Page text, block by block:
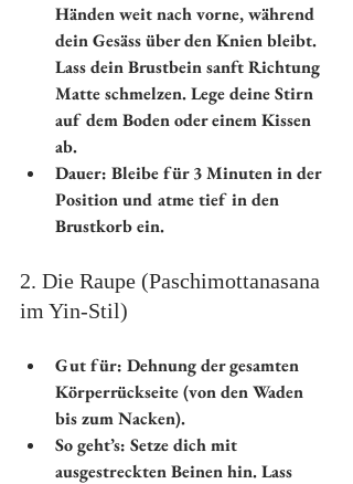
Händen weit nach vorne, während
dein Gesäss über den Knien bleibt.
Lass dein Brustbein sanft Richtung
Matte schmelzen. Lege deine Stirn
auf dem Boden oder einem Kissen
ab.
Dauer: Bleibe für 3 Minuten in der
Position und atme tief in den
Brustkorb ein.
2. Die Raupe (Paschimottanasana
im Yin-Stil)
Gut für: Dehnung der gesamten
Körperrückseite (von den Waden
bis zum Nacken).
So geht’s: Setze dich mit
ausgestreckten Beinen hin. Lass